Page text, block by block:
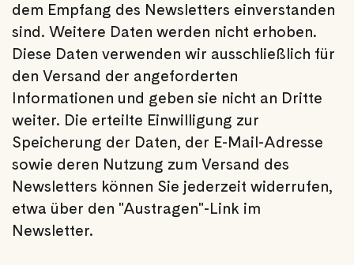
dem Empfang des Newsletters einverstanden
sind. Weitere Daten werden nicht erhoben.
Diese Daten verwenden wir ausschließlich für
den Versand der angeforderten
Informationen und geben sie nicht an Dritte
weiter. Die erteilte Einwilligung zur
Speicherung der Daten, der E-Mail-Adresse
sowie deren Nutzung zum Versand des
Newsletters können Sie jederzeit widerrufen,
etwa über den "Austragen"-Link im
Newsletter.